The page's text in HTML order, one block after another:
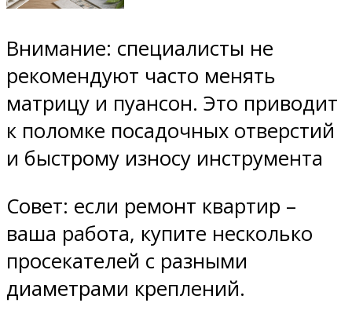
Внимание: специалисты не
рекомендуют часто менять
матрицу и пуансон. Это приводит
к поломке посадочных отверстий
и быстрому износу инструмента
Совет: если ремонт квартир –
ваша работа, купите несколько
просекателей с разными
диаметрами креплений.